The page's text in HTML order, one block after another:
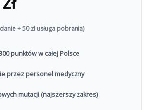
+ 50 zł usługa pobrania)
punktów w całej Polsce
przez personel medyczny
mutacji (najszerszy zakres)